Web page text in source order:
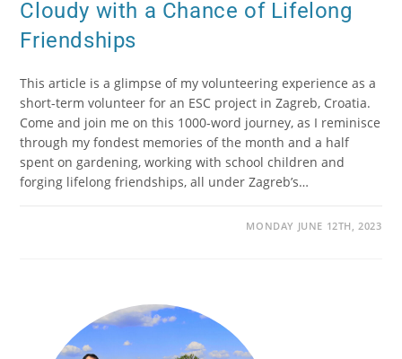
Cloudy with a Chance of Lifelong
Friendships
This article is a glimpse of my volunteering experience as a
short-term volunteer for an ESC project in Zagreb, Croatia.
Come and join me on this 1000-word journey, as I reminisce
through my fondest memories of the month and a half
spent on gardening, working with school children and
forging lifelong friendships, all under Zagreb’s…
MONDAY JUNE 12TH, 2023